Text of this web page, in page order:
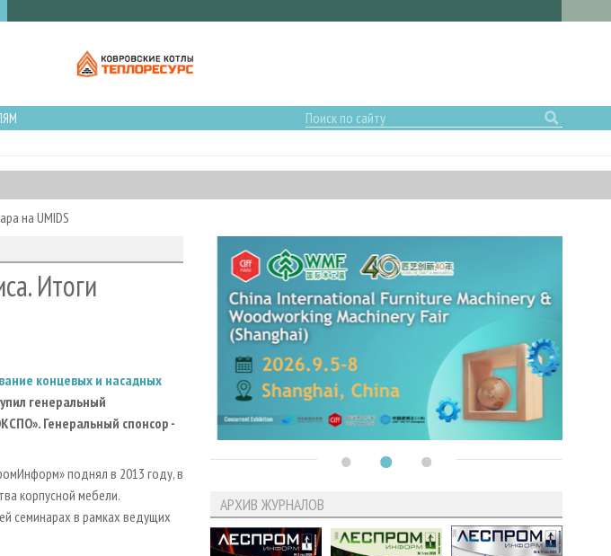
на UMIDS
Итоги
концевых и насадных
генеральный
Генеральный спонсор -
поднял в 2013 году, в
корпусной мебели.
семинарах в рамках ведущих
АРХИВ ЖУРНАЛОВ